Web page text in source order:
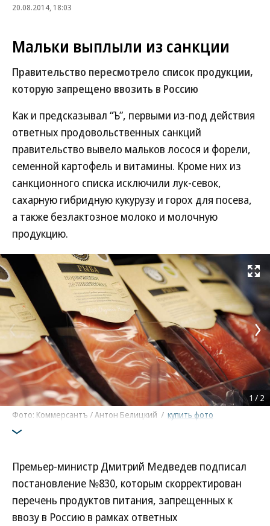
20.08.2014, 18:03
Мальки выплыли из санкции
Правительство пересмотрело список продукции,
которую запрещено ввозить в Россию
Как и предсказывал “Ъ”, первыми из-под действия
ответных продовольственных санкций
правительство вывело мальков лосося и форели,
семенной картофель и витамины. Кроме них из
санкционного списка исключили лук-севок,
сахарную гибридную кукурузу и горох для посева,
а также безлактозное молоко и молочную
продукцию.
Развернуть
Фото: Коммерсантъ / Антон Белицкий / купить фото
1 / 2
Премьер-министр Дмитрий Медведев подписал
постановление №830, которым скорректирован
перечень продуктов питания, запрещенных к
ввозу в Россию в рамках ответных